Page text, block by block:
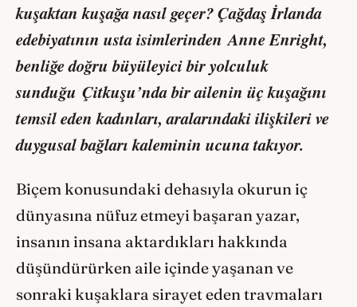
kuşaktan kuşağa nasıl geçer?Çağdaş İrlanda
edebiyatının usta isimlerindenAnne Enright,
benliğe doğru büyüleyici bir yolculuk
sunduğu Çitkuşu’nda bir ailenin üç kuşağını
temsil eden kadınları, aralarındaki ilişkileri ve
duygusal bağları kaleminin ucuna takıyor.
Biçem konusundaki dehasıyla okurun iç
dünyasına nüfuz etmeyi başaran yazar,
insanın insana aktardıkları hakkında
düşündürürken aile içinde yaşanan ve
sonraki kuşaklara sirayet eden travmaları